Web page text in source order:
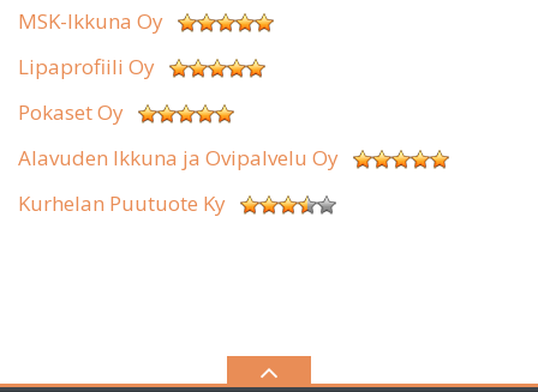
MSK-Ikkuna Oy
Lipaprofiili Oy
Pokaset Oy
Alavuden Ikkuna ja Ovipalvelu Oy
Kurhelan Puutuote Ky